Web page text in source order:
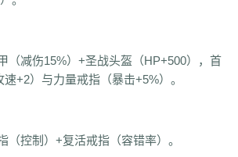
（减伤15%）+圣战头盔（HP+500），首
+2）与力量戒指（暴击+5%）。
（控制）+复活戒指（容错率）。